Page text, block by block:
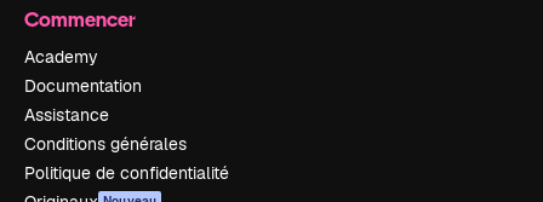
Commencer
Academy
Documentation
Assistance
Conditions générales
Politique de confidentialité